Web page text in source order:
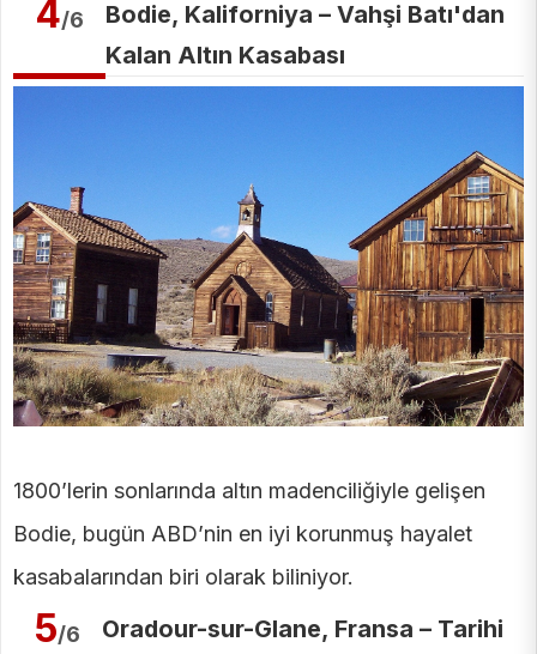
4/6
Bodie, Kaliforniya – Vahşi Batı'dan
Kalan Altın Kasabası
1800’lerin sonlarında altın madenciliğiyle gelişen
Bodie, bugün ABD’nin en iyi korunmuş hayalet
kasabalarından biri olarak biliniyor.
5/6
Oradour-sur-Glane, Fransa – Tarihi